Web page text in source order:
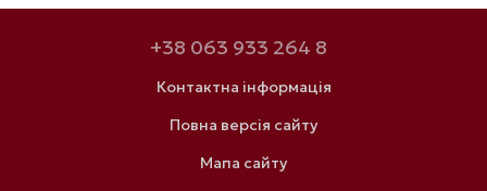
+38 063 933 264 8
Контактна інформація
Повна версія сайту
Мапа сайту